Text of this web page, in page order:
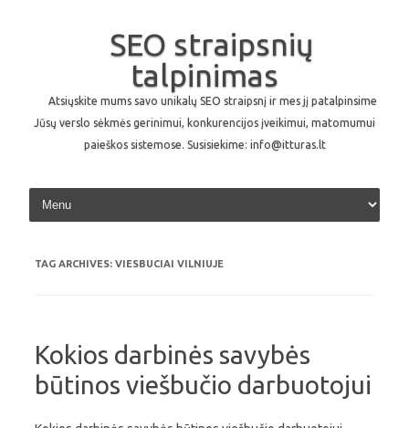
SEO straipsnių
talpinimas
Atsiųskite mums savo unikalų SEO straipsnį ir mes jį patalpinsime
Jūsų verslo sėkmės gerinimui, konkurencijos įveikimui, matomumui
paieškos sistemose. Susisiekime: info@itturas.lt
Skip to content
TAG ARCHIVES: VIESBUCIAI VILNIUJE
Kokios darbinės savybės
būtinos viešbučio darbuotojui